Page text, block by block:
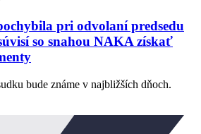
pri odvolaní predsedu
so snahou NAKA získať
bude známe v najbližších dňoch.